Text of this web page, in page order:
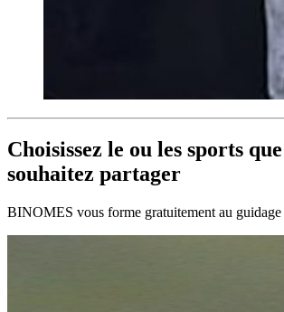
Choisissez le ou les sports
souhaitez partager
BINOMES vous forme gratuitement au guidage